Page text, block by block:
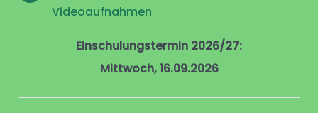
Videoaufnahmen
Einschulungstermin 2026/27:
Mittwoch, 16.09.2026